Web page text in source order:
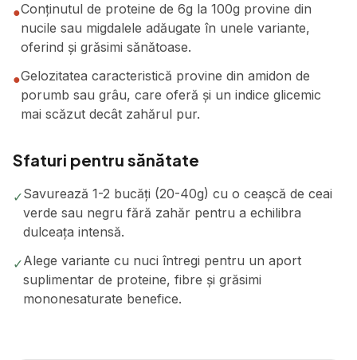
●Conținutul de proteine de 6g la 100g provine din
nucile sau migdalele adăugate în unele variante,
oferind și grăsimi sănătoase.
●Gelozitatea caracteristică provine din amidon de
porumb sau grâu, care oferă și un indice glicemic
mai scăzut decât zahărul pur.
Sfaturi pentru sănătate
✓Savurează 1-2 bucăți (20-40g) cu o ceașcă de ceai
verde sau negru fără zahăr pentru a echilibra
dulceața intensă.
✓Alege variante cu nuci întregi pentru un aport
suplimentar de proteine, fibre și grăsimi
mononesaturate benefice.